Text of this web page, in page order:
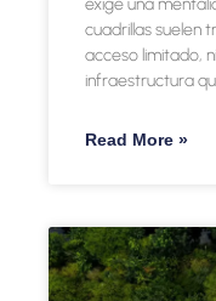
exige una
cuadrillas suelen
acceso limitado,
infraestructura
Read More »